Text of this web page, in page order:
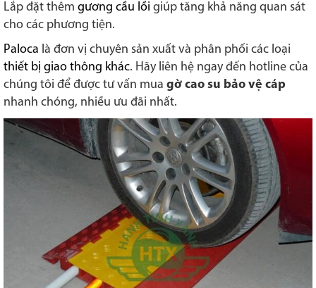
Lắp đặt thêm gương cầu lồi giúp tăng khả năng quan sát
cho các phương tiện.
Paloca là đơn vị chuyên sản xuất và phân phối các loại
thiết bị giao thông khác. Hãy liên hệ ngay đến hotline của
chúng tôi để được tư vấn mua gờ cao su bảo vệ cáp
nhanh chóng, nhiều ưu đãi nhất.